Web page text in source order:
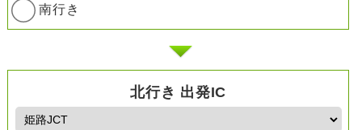
南行き
北行き 出発IC